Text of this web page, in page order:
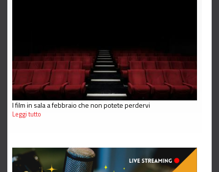
I film in sala a febbraio che non potete perdervi
Leggi tutto